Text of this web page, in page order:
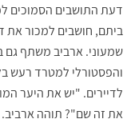
דעת התושבים הסמוכים
ביתם, חושבים למכור את
שמעוני. ארביב משתף גם
והפסטורלי למטרד רעש
לדיירים. "יש את היער
את זה שם"? תוהה ארביב.